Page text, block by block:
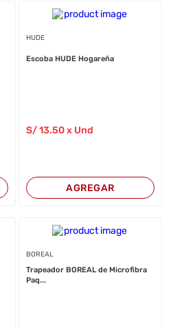
HUDE
Escoba HUDE Hogareña
S/13.50x Und
AGREGAR
BOREAL
Trapeador BOREAL de Microfibra
Paq...